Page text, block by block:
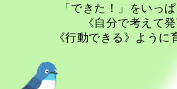
「できた！」をいっ
《自分で考えて
《行動できる》ように